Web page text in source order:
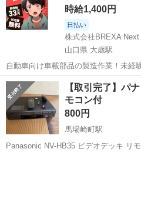
時給1,400円
日払い
株式会社BREXA Next
山口県 大歳駅
自動車向け車載部品の製造作業！未
中！友達同士での応募OK！備品付き
社負担！生活支援物資事前対応可◎格
♪《山口県山口市》 人気の工...
山口 山口市 大歳駅 その他
【取引完了】パ
モコン付
800円
馬場崎町駅
Panasonic NV-HB35 ビデオデッキ リモコン付属 昔のVHSビデオデッ